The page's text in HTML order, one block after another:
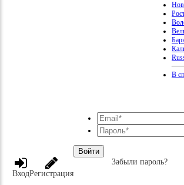
В
ВходРегистрация
Войти
Забыли пароль?